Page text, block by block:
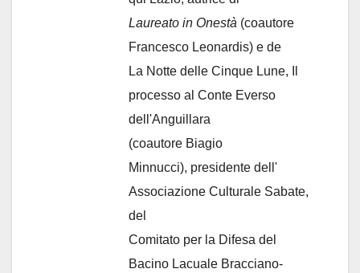
Laureato in Onestà (coautore
Francesco Leonardis) e de
La Notte delle Cinque Lune, Il
processo al Conte Everso
dell'Anguillara
(coautore Biagio
Minnucci), presidente dell'
Associazione Culturale Sabate,
del
Comitato per la Difesa del
Bacino Lacuale Bracciano-